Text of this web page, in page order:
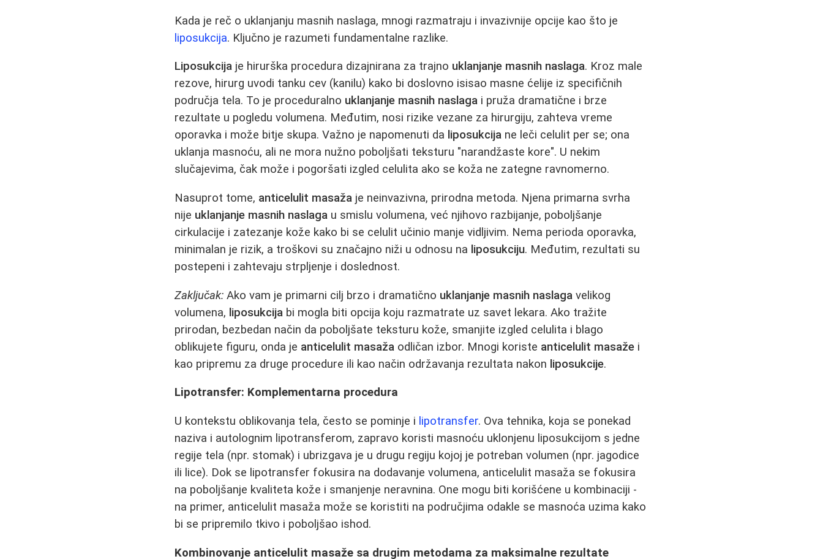
Kada je reč o uklanjanju masnih naslaga, mnogi razmatraju i invazivnije opcije kao što je
liposukcija. Ključno je razumeti fundamentalne razlike.
Liposukcija je hirurška procedura dizajnirana za trajno uklanjanje masnih naslaga. Kroz male
rezove, hirurg uvodi tanku cev (kanilu) kako bi doslovno isisao masne ćelije iz specifičnih
područja tela. To je proceduralno uklanjanje masnih naslaga i pruža dramatične i brze
rezultate u pogledu volumena. Međutim, nosi rizike vezane za hirurgiju, zahteva vreme
oporavka i može bitje skupa. Važno je napomenuti da liposukcija ne leči celulit per se; ona
uklanja masnoću, ali ne mora nužno poboljšati teksturu "narandžaste kore". U nekim
slučajevima, čak može i pogoršati izgled celulita ako se koža ne zategne ravnomerno.
Nasuprot tome, anticelulit masaža je neinvazivna, prirodna metoda. Njena primarna svrha
nije uklanjanje masnih naslaga u smislu volumena, već njihovo razbijanje, poboljšanje
cirkulacije i zatezanje kože kako bi se celulit učinio manje vidljivim. Nema perioda oporavka,
minimalan je rizik, a troškovi su značajno niži u odnosu na liposukciju. Međutim, rezultati su
postepeni i zahtevaju strpljenje i doslednost.
Zaključak: Ako vam je primarni cilj brzo i dramatično uklanjanje masnih naslaga velikog
volumena, liposukcija bi mogla biti opcija koju razmatrate uz savet lekara. Ako tražite
prirodan, bezbedan način da poboljšate teksturu kože, smanjite izgled celulita i blago
oblikujete figuru, onda je anticelulit masaža odličan izbor. Mnogi koriste anticelulit masaže i
kao pripremu za druge procedure ili kao način održavanja rezultata nakon liposukcije.
Lipotransfer: Komplementarna procedura
U kontekstu oblikovanja tela, često se pominje i lipotransfer. Ova tehnika, koja se ponekad
naziva i autolognim lipotransferom, zapravo koristi masnoću uklonjenu liposukcijom s jedne
regije tela (npr. stomak) i ubrizgava je u drugu regiju kojoj je potreban volumen (npr. jagodice
ili lice). Dok se lipotransfer fokusira na dodavanje volumena, anticelulit masaža se fokusira
na poboljšanje kvaliteta kože i smanjenje neravnina. One mogu biti korišćene u kombinaciji -
na primer, anticelulit masaža može se koristiti na područjima odakle se masnoća uzima kako
bi se pripremilo tkivo i poboljšao ishod.
Kombinovanje anticelulit masaže sa drugim metodama za maksimalne rezultate